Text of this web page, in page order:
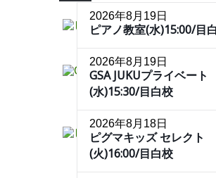
2026年8月19日
ピアノ教室(水)15:00/目
2026年8月19日
GSA JUKUプライベート
(水)15:30/目白校
2026年8月18日
ピグマキッズ セレクト
(火)16:00/目白校